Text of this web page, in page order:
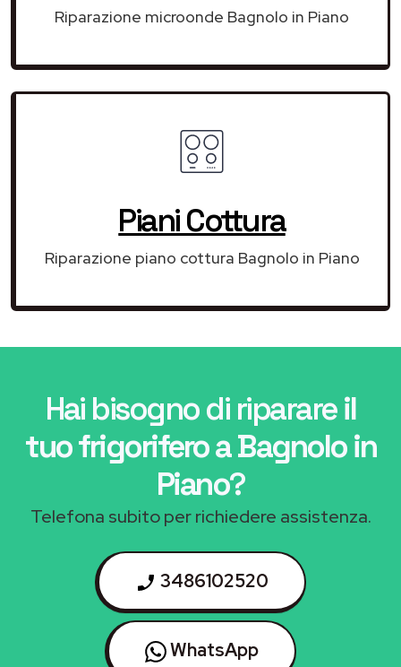
Riparazione microonde Bagnolo in Piano
Piani Cottura
Riparazione piano cottura Bagnolo in Piano
Hai bisogno di riparareil
tuo frigorifero a Bagnolo in
Piano?
Telefona subito per richiedere assistenza.
3486102520
WhatsApp